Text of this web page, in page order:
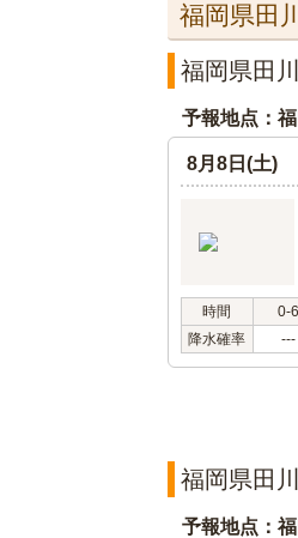
福岡県田
福岡県田
予報地点：
8月8日(土)
時間 0-6
降水確率
---
福岡県田
予報地点：